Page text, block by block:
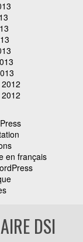
en français
DSI